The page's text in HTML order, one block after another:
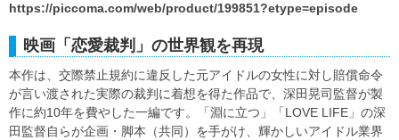
https://piccoma.com/web/product/199851?etype=episode
映画「恋愛裁判」の世界観を再現
本作は、交際禁止規約に違反した元アイドルの女性に対し賠償命令
が言い渡された実際の裁判に着想を得た作品で、深田晃司監督が製
作に約10年を費やした一編です。「淵に立つ」「LOVE LIFE」の深
田監督自らが企画・脚本（共同）を手がけ、輝かしいアイドル業界